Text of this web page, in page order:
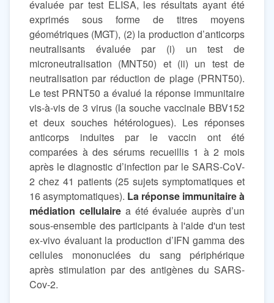
évaluée par test ELISA, les résultats ayant été
exprimés sous forme de titres moyens
géométriques (MGT), (2) la production d’anticorps
neutralisants évaluée par (i) un test de
microneutralisation (MNT50) et (ii) un test de
neutralisation par réduction de plage (PRNT50).
Le test PRNT50 a évalué la réponse immunitaire
vis-à-vis de 3 virus (la souche vaccinale BBV152
et deux souches hétérologues). Les réponses
anticorps induites par le vaccin ont été
comparées à des sérums recueillis 1 à 2 mois
après le diagnostic d’infection par le SARS-CoV-
2 chez 41 patients (25 sujets symptomatiques et
16 asymptomatiques). La réponse immunitaire à
médiation cellulairea été évaluée auprès d’un
sous-ensemble des participants à l'aide d'un test
ex-vivo évaluant la production d’IFN gamma des
cellules mononuclées du sang périphérique
après stimulation par des antigènes du SARS-
Cov-2.